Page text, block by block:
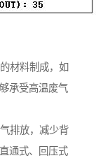
材料制成，如
承受高温废气
排放，减少背
通式、回压式